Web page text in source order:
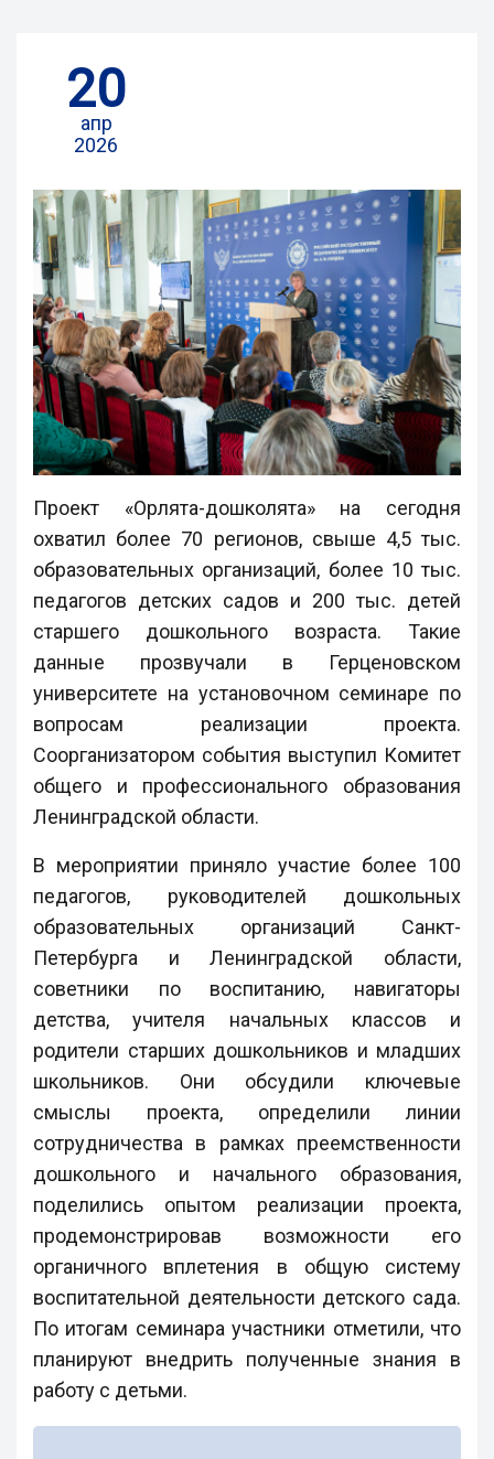
20
апр
2026
Проект «Орлята-дошколята» на сегодня
охватил более 70 регионов, свыше 4,5 тыс.
образовательных организаций, более 10 тыс.
педагогов детских садов и 200 тыс. детей
старшего дошкольного возраста. Такие
данные прозвучали в Герценовском
университете на установочном семинаре по
вопросам реализации проекта.
Соорганизатором события выступил Комитет
общего и профессионального образования
Ленинградской области.
В мероприятии приняло участие более 100
педагогов, руководителей дошкольных
образовательных организаций Санкт-
Петербурга и Ленинградской области,
советники по воспитанию, навигаторы
детства, учителя начальных классов и
родители старших дошкольников и младших
школьников. Они обсудили ключевые
смыслы проекта, определили линии
сотрудничества в рамках преемственности
дошкольного и начального образования,
поделились опытом реализации проекта,
продемонстрировав возможности его
органичного вплетения в общую систему
воспитательной деятельности детского сада.
По итогам семинара участники отметили, что
планируют внедрить полученные знания в
работу с детьми.